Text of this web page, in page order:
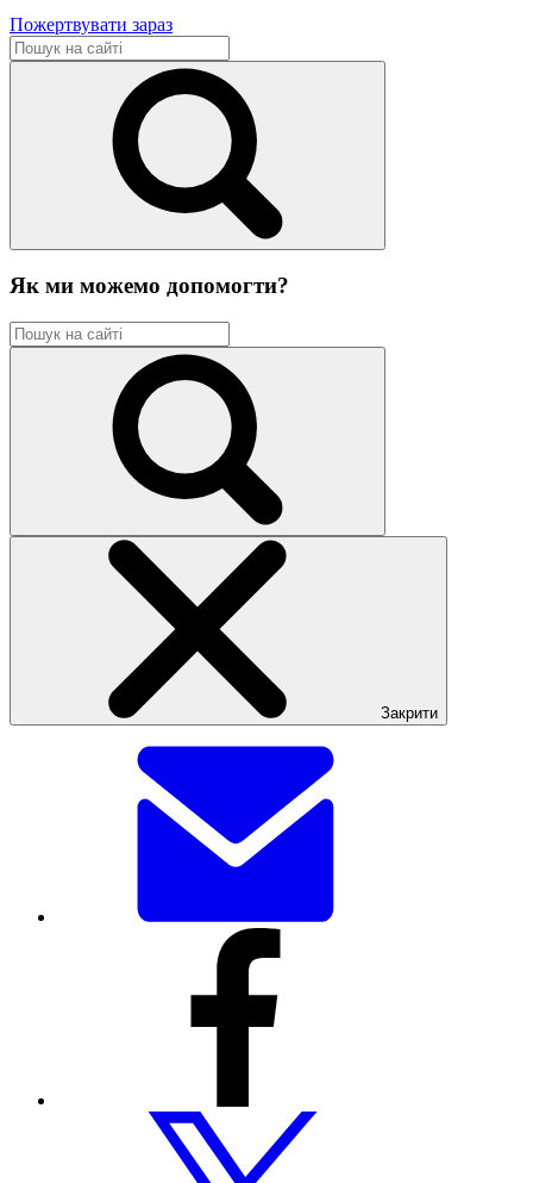
Пожертвувати зараз
Як ми можемо допомогти?
Закрити
Поділитися
електронною
Поділитися